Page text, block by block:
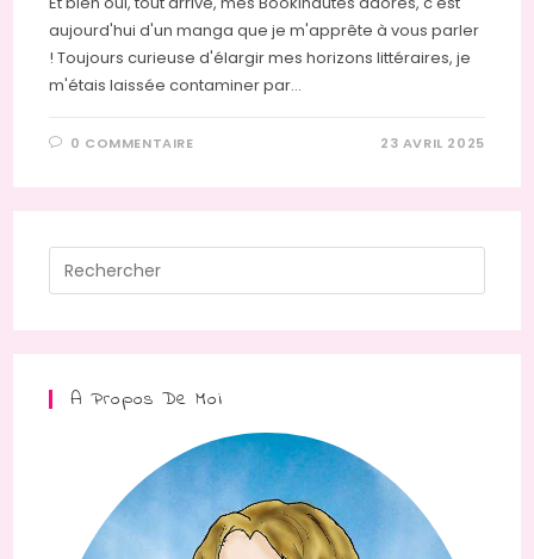
aujourd'hui d'un manga que je m'apprête à vous parler
! Toujours curieuse d'élargir mes horizons littéraires, je
m'étais laissée contaminer par…
0 COMMENTAIRE 23 AVRIL 2025
A Propos De Moi